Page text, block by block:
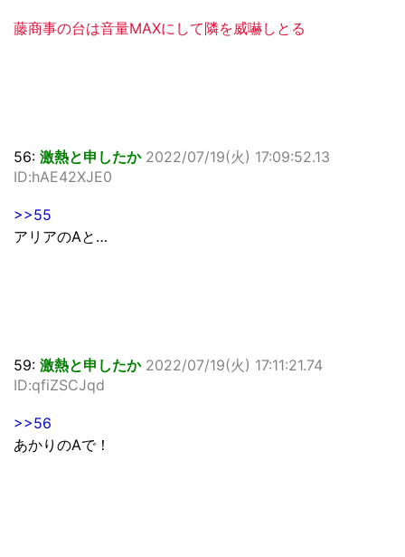
藤商事の台は音量MAXにして隣を威嚇しとる
56: 激熱と申したか 2022/07/19(火) 17:09:52.13
ID:hAE42XJE0
>>55
アリアのAと…
59: 激熱と申したか 2022/07/19(火) 17:11:21.74
ID:qfiZSCJqd
>>56
あかりのAで！